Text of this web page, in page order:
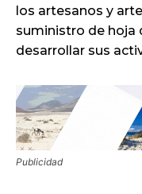
los artesanos y
suministro de hoja
desarrollar sus
Publicidad